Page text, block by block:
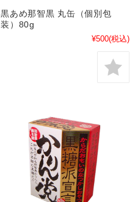
黒あめ那智黒 丸缶（個別包
装）80g
¥500(税込)